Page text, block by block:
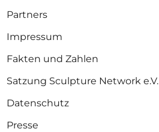
Partners
Impressum
Fakten und Zahlen
Satzung Sculpture Network e.V.
Datenschutz
Presse